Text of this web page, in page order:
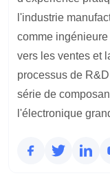
l'industrie
comme
vers les ventes et
processus de
série de
l'électronique